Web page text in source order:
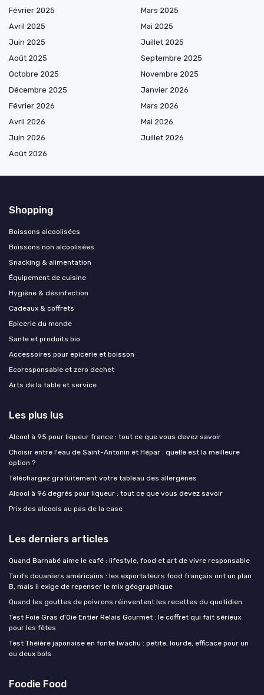
Février 2025
Mars 2025
Avril 2025
Mai 2025
Juin 2025
Juillet 2025
Août 2025
Septembre 2025
Octobre 2025
Novembre 2025
Décembre 2025
Janvier 2026
Février 2026
Mars 2026
Avril 2026
Mai 2026
Juin 2026
Juillet 2026
Août 2026
Shopping
Boissons alcoolisées
Boissons non alcoolisées
Snacking & alimentation
Équipement de cuisine
Hygiène & désinfection
Cadeaux & coffrets
Epicerie du monde
Sante et produits bio
Accessoires pour epicerie et boisson
Ecoresponsable et zero dechet
Arts de la table et service
Les plus lus
Alcool à 95 pour liqueur france : tout ce que vous devez savoir
Choisir entre l'eau de Saint-Antonin et Hépar : quelle est la meilleure
option ?
Téléchargez gratuitement votre tableau des allergènes
Alcool à 96 degrés pour liqueur : tout ce que vous devez savoir
Prix des alcools au pas de la case
Les derniers articles
Quand Barnabé aime le café : lifestyle, food et art de vivre responsable
Tarifs douaniers américains : les exportateurs food français ont un plan
B, mais il exige de repenser le mix géographique
Quand les gouttes de poivrons réinventent les recettes du quotidien
Test Foie Gras d’Oie Entier Relais Gourmet : le coffret qui fait sérieux
pour les fêtes
Test Théière japonaise en fonte Iwachu : petite, lourde, efficace pour un
ou deux bols
Foodie Food